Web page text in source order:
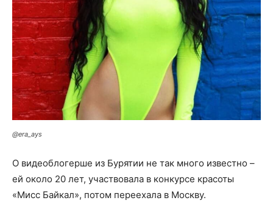
@era_ays
О видеоблогерше из Бурятии не так много известно –
ей около 20 лет, участвовала в конкурсе красоты
«Мисс Байкал», потом переехала в Москву.